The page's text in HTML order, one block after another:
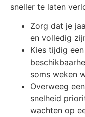
sneller te laten
Zorg dat je
en volledig
Kies tijdig
soms weken
Overweeg
snelheid
wachten op